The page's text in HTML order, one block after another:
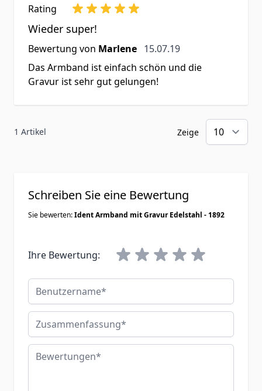
Rating
Wieder super!
Bewertung von Marlene 15. Juli 2019
15.07.19
Das Armband ist einfach schön und die
Gravur ist sehr gut gelungen!
1 Artikel Zeige
Schreiben Sie eine Bewertung
Sie bewerten: Ident Armband mit Gravur Edelstahl - 1892
Ihre Bewertung:
Benutzername
Zusammenfassung
Bewertungen